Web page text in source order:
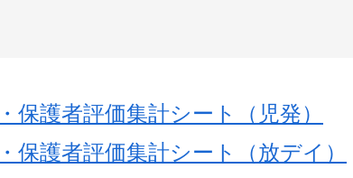
保護者評価集計シート（児発）
保護者評価集計シート（放デイ）